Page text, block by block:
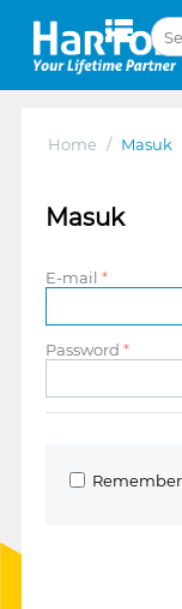
Home / Masuk
Masuk
E-mail
Password